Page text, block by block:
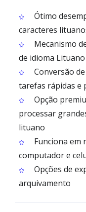
Ótimo
caracteres
Mecanismo
de idioma Lituano
Conversão
tarefas rápidas e
Opção
processar
lituano
Funciona em
computador e
Opções de
arquivamento